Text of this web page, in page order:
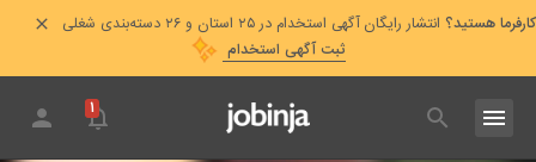
کارفرما هستید؟ انتشار رایگان آگهی استخدام در ۲۵ استان و ۲۶ دسته‌بندی شغلی
ثبت آگهی استخدام
۱